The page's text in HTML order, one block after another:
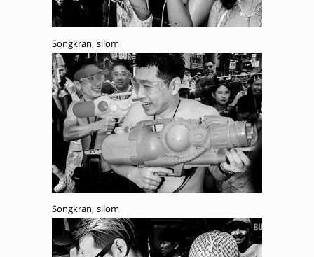
Songkran, silom
Songkran, silom